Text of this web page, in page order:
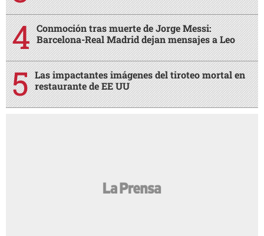
Conmoción tras muerte de Jorge Messi:
Barcelona-Real Madrid dejan mensajes a Leo
Las impactantes imágenes del tiroteo mortal en
restaurante de EE UU